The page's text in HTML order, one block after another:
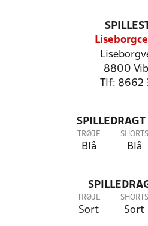
8800
Tlf: 8662
TRØJE
Blå
SHORTS
Blå
TRØJE
Sort
SHORTS
Sort